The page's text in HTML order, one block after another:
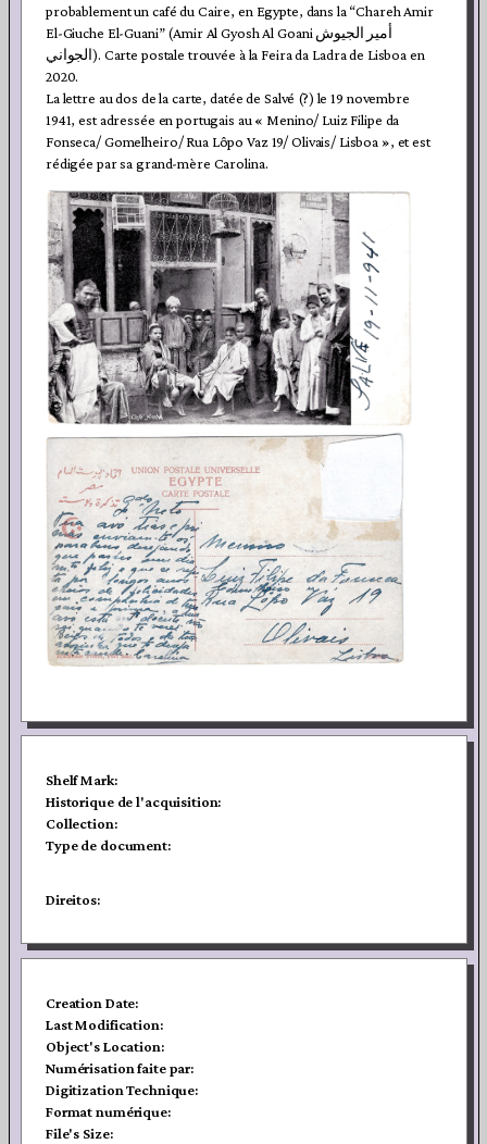
probablement un café du Caire, en Egypte, dans la “Chareh Amir
El-Giuche El-Guani” (Amir Al Gyosh Al Goani أمير الجيوش
الجواني). Carte postale trouvée à la Feira da Ladra de Lisboa en
2020.
La lettre au dos de la carte, datée de Salvé (?) le 19 novembre
1941, est adressée en portugais au « Menino/ Luiz Filipe da
Fonseca/ Gomelheiro/ Rua Lôpo Vaz 19/ Olivais/ Lisboa », et est
rédigée par sa grand-mère Carolina.
Shelf Mark:
Historique de l'acquisition:
Collection:
Type de document:
Direitos:
Creation Date:
Last Modification:
Object's Location:
Numérisation faite par:
Digitization Technique:
Format numérique:
File's Size: